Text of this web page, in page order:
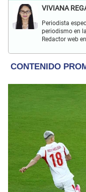
VIVIANA
Periodista
periodismo en
Redactor web
y crónicas.